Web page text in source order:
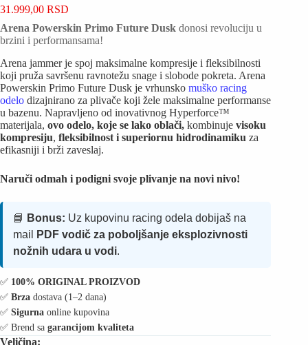
31.999,00 RSD
Arena Powerskin Primo Future Dusk donosi revoluciju u
brzini i performansama!
Arena jammer je spoj maksimalne kompresije i fleksibilnosti
koji pruža savršenu ravnotežu snage i slobode pokreta. Arena
Powerskin Primo Future Dusk je vrhunsko muško racing
odelo dizajnirano za plivače koji žele maksimalne performanse
u bazenu. Napravljeno od inovativnog Hyperforce™
materijala, ovo odelo, koje se lako oblači, kombinuje visoku
kompresiju, fleksibilnost i superiornu hidrodinamiku za
efikasniji i brži zaveslaj.
Naruči odmah i podigni svoje plivanje na novi nivo!
📘 Bonus: Uz kupovinu racing odela dobijaš na
mail
PDF vodič za poboljšanje eksplozivnosti
nožnih udara u vodi.
✅️ 100% ORIGINAL PROIZVOD
✅️ Brza dostava (1–2 dana)
✅️ Sigurna online kupovina
✅️ Brend sa garancijom kvaliteta